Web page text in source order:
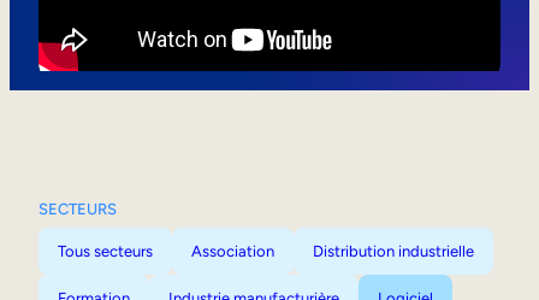
SECTEURS
Tous secteurs Association Distribution industrielle